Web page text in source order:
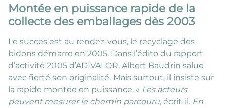
Montée en puissance rapide de la
collecte des emballages dès 2003
Le succès est au rendez-vous, le recyclage des
bidons démarre en 2005. Dans l’édito du rapport
d’activité 2005 d’ADIVALOR, Albert Baudrin salue
avec fierté son originalité. Mais surtout, il insiste sur
la rapide montée en puissance. « Les acteurs
peuvent mesurer le chemin parcouru, écrit-il. En